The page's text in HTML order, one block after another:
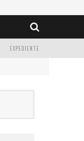
EXPEDIENTE